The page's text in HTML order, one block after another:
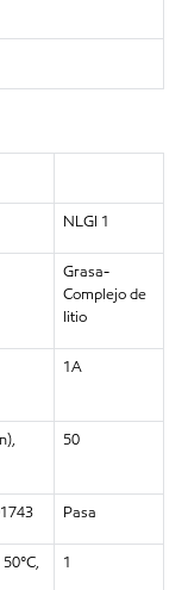
NLGI 1
Grasa-
Complejo de
litio
1A
50
Pasa
1